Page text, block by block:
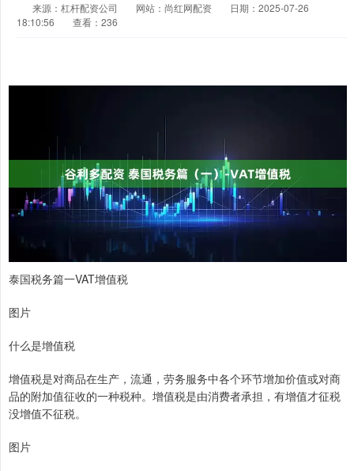
来源：杠杆配资公司 网站：尚红网配资
日期：2025-07-26
18:10:56
查看：236
泰国税务篇一VAT增值税
图片
什么是增值税
增值税是对商品在生产，流通，劳务服务中各个环节增加价值或对商
品的附加值征收的一种税种。增值税是由消费者承担，有增值才征税
没增值不征税。
图片